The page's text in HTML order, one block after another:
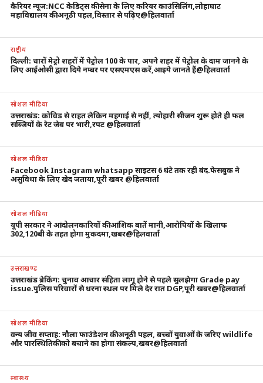
कैरियर न्यूज:NCC केडिट्स की सेना के लिए करियर काउंसिलिंग,लोहाघाट
महाविद्यालय की अनूठी पहल,विस्तार से पढ़िए@हिलवार्ता
राष्ट्रीय
दिल्ली: चारों मेट्रो शहरों में पेट्रोल 100 के पार, अपने शहर में पेट्रोल के दाम जानने के
लिए आईओसी द्वारा दिये नम्बर पर एसएमएस करें,आइये जानते हैं@हिलवार्ता
सोशल मीडिया
उत्तराखंड: कोविड से राहत लेकिन महगाई से नहीं, त्योहारी सीजन शुरू होते ही फल
सब्जियों के रेट जेब पर भारी,रपट @हिलवार्ता
सोशल मीडिया
Facebook Instagram whatsapp साइटस 6 घंटे तक रही बंद.फेसबुक ने
असुविधा के लिए खेद जताया,पूरी खबर @हिलवार्ता
सोशल मीडिया
यूपी सरकार ने आंदोलनकारियों की आंशिक बातें मानी,आरोपियों के खिलाफ
302,120बी के तहत होगा मुकदमा,खबर@हिलवार्ता
उत्तराखण्ड
उत्तराखंड ब्रेकिंग: चुनाव आचार संहिता लागू होने से पहले सुलझेगा Grade pay
issue.पुलिस परिवारों से धरना स्थल पर मिले देर रात DGP,पूरी खबर@हिलवार्ता
सोशल मीडिया
वन्य जीव सप्ताह: नौला फाउंडेशन की अनूठी पहल, बच्चों युवाओं के जरिए wildlife
और पारस्थितिकी को बचाने का होगा संकल्प,खबर@हिलवार्ता
स्वास्थ्य